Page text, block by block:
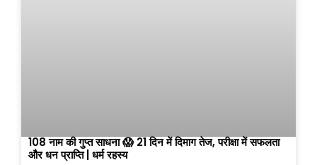
108 नाम की गुप्त साधना 😱 21 दिन में दिमाग तेज, परीक्षा में सफलता
और धन प्राप्ति | धर्म रहस्य